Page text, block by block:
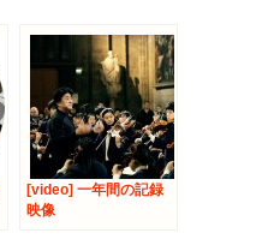
[video] 一年間の記録
映像